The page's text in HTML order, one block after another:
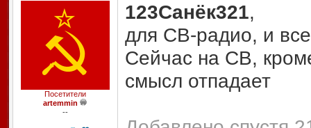
Посетители
artemmin
--
123Санёк321,
для СВ-радио, и все
Сейчас на СВ,
смысл отпадает